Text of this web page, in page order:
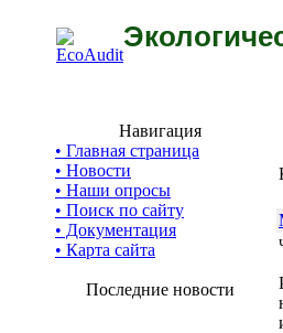
Навигация
• Главная страница
• Новости
• Наши опросы
• Поиск по сайту
• Документация
• Карта сайта
Последние новости